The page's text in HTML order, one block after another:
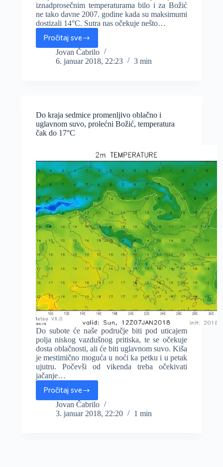
iznadprosečnim temperaturama bilo i za Božić
ne tako davne 2007. godine kada su maksimumi
dostizali 14°C. Sutra nas očekuje nešto…
Pročitaj sve
Očekuje
nas
najtopliji
godina,
saznajte
do
biti
toplo
i
hoće
li
uskoro
biti
snega?
Jovan Čabrilo
6. januar 2018, 22:23
3 min
Do kraja sedmice promenljivo oblačno i
uglavnom suvo, prolećni Božić, temperatura
čak do 17°C
Do subote će naše područje biti pod uticajem
polja niskog vazdušnog pritiska, te se očekuje
dosta oblačnosti, ali će biti uglavnom suvo. Kiša
je mestimično moguća u noći ka petku i u petak
ujutru. Počevši od vikenda treba očekivati
jačanje…
Pročitaj sve
Do
kraja
sedmice
Jovan Čabrilo
3. januar 2018, 22:20
1 min